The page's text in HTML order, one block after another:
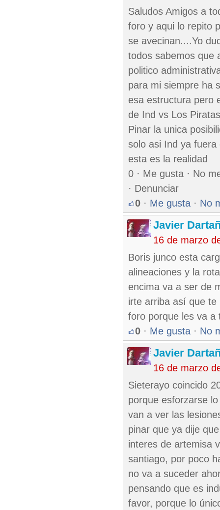
Saludos Amigos a
foro y aqui lo repito
se avecinan....Yo
todos sabemos que
politico
para mi siempre ha
esa estructura pero
de Ind vs Los
Pinar la unica
solo asi Ind ya fuera
esta es la realidad
0 · Me gusta · No
· Denunciar
0 · Me gusta · No
Javier
16 de marzo
Boris junco esta
alineaciones y la
encima va a ser de
irte arriba así que te
foro porque les va a
0 · Me gusta · No
Javier
16 de marzo
Sieterayo coincido
porque esforzarse
van a ver las
pinar que ya dije
interes de artemisa
santiago, por poco
no va a suceder
pensando que es
favor, porque lo